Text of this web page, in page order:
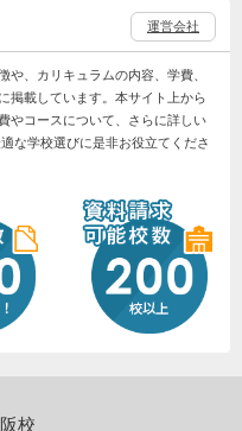
運営会社
や、カリキュラムの内容、学費、
掲載しています。本サイト上から
やコースについて、さらに詳しい
な学校選びに是非お役立てくださ
校